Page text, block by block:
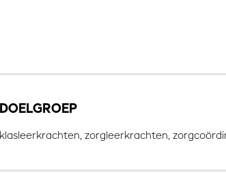
DOELGROEP
klasleerkrachten, zorgleerkrachten,